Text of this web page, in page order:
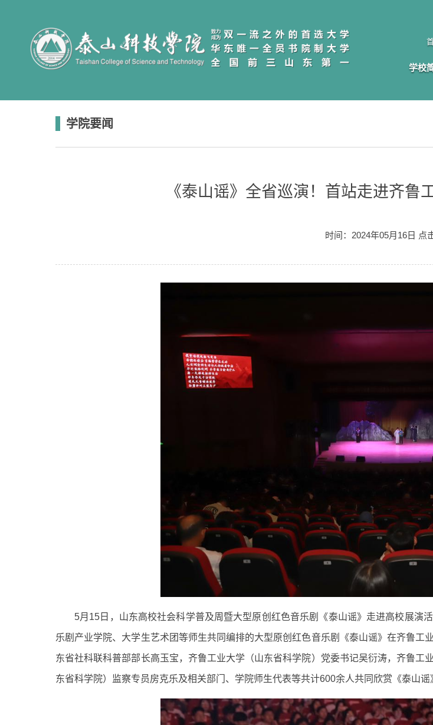
学校
学院要闻
《泰山谣》全省巡演！首站走进齐鲁
时间：2024年05月16日 点
5月15日，山东高校社会科学普及周暨大型原创红色音乐剧《泰山谣》走进高校展演
乐剧产业学院、大学生艺术团等师生共同编排的大型原创红色音乐剧《泰山谣》在齐鲁
东省社科联科普部部长高玉宝，齐鲁工业大学（山东省科学院）党委书记吴衍涛，齐鲁
东省科学院）监察专员房克乐及相关部门、学院师生代表等共计600余人共同欣赏《泰山谣